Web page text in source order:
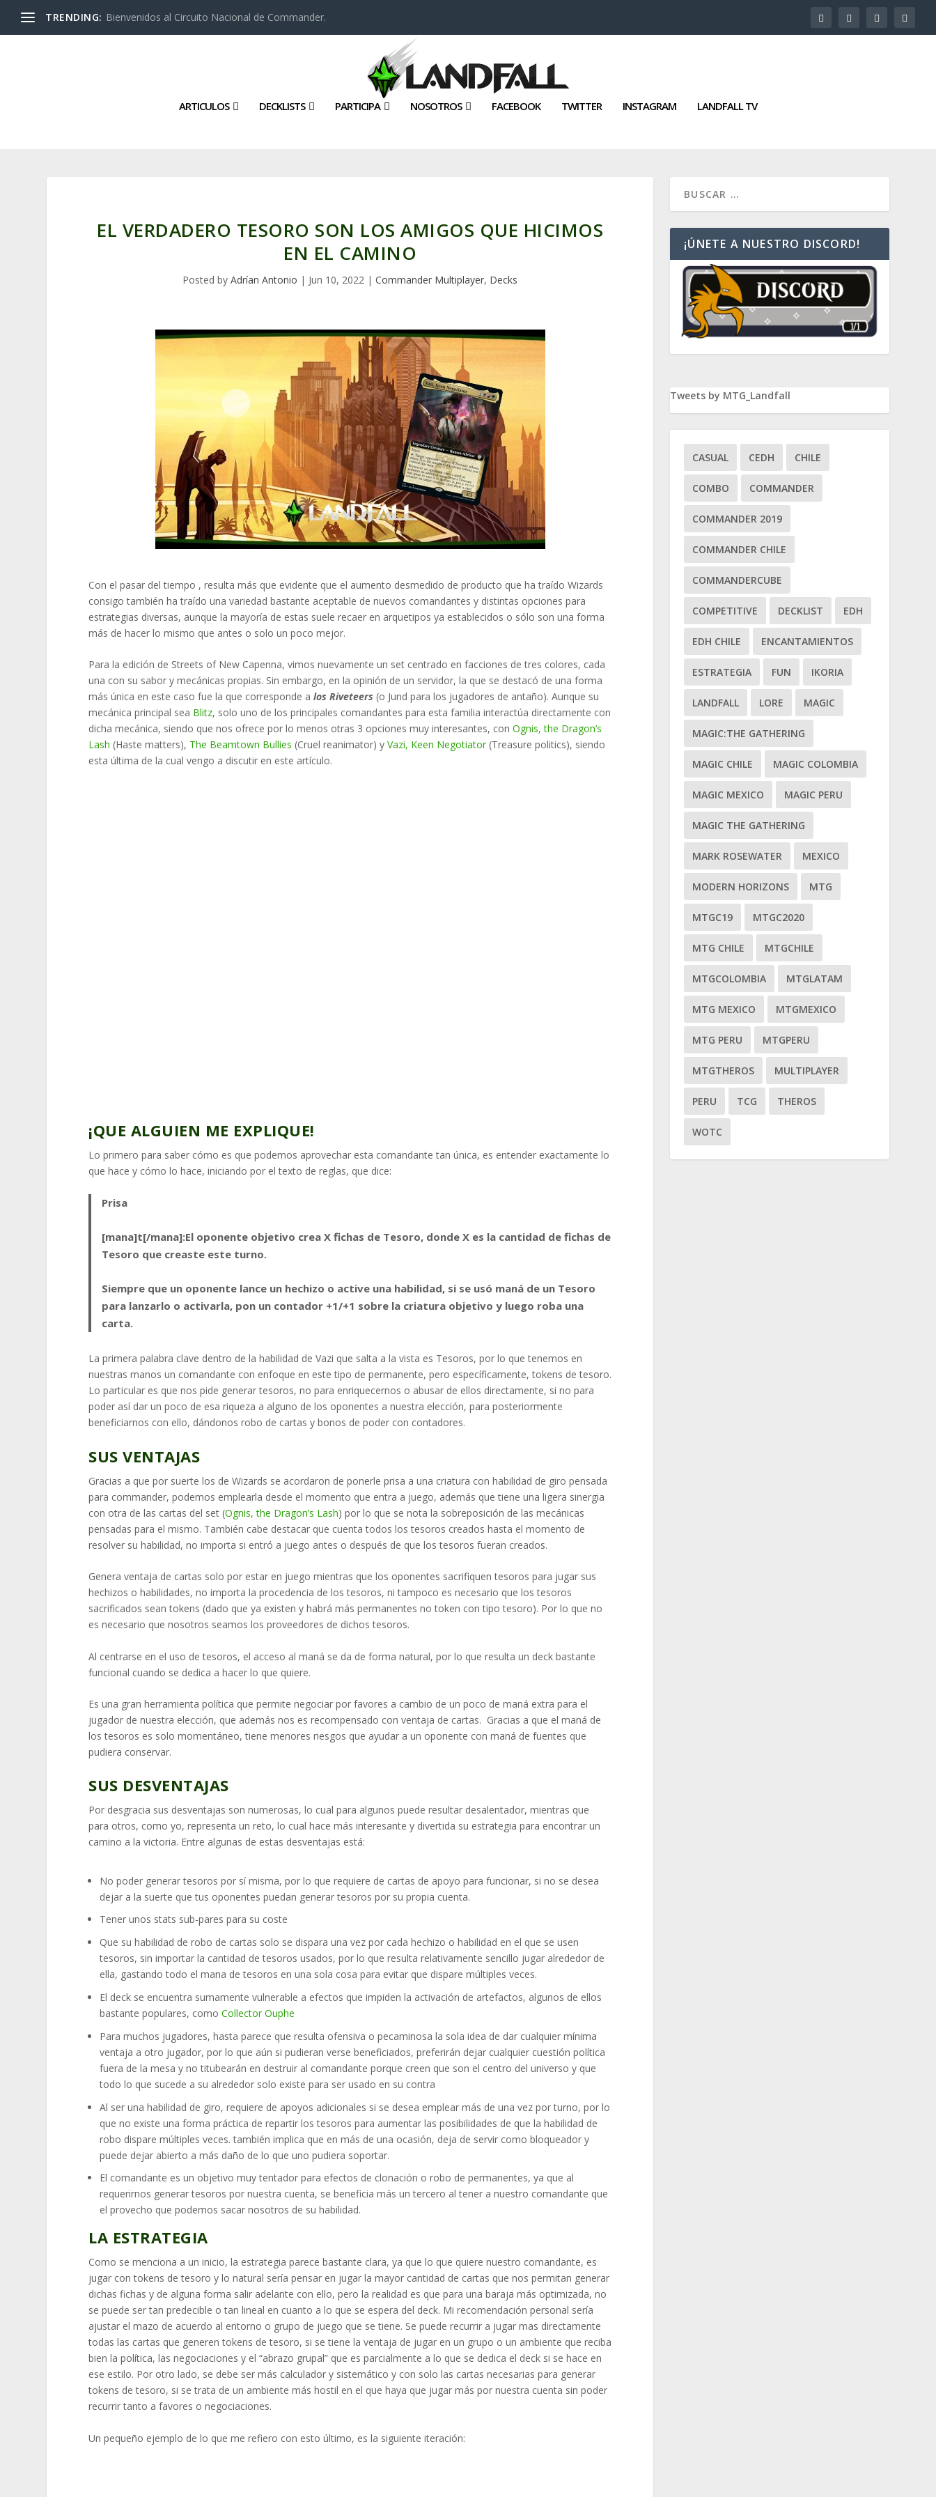
TRENDING: Bienvenidos al Circuito Nacional de Commander.
ARTICULOS DECKLISTS PARTICIPA NOSOTROS FACEBOOK TWITTER INSTAGRAM LANDFALL TV
EL VERDADERO TESORO SON LOS AMIGOS QUE HICIMOS
EN EL CAMINO
Posted byAdrían Antonio | Jun 10, 2022 |Commander Multiplayer, Decks
Con el pasar del tiempo , resulta más que evidente que el aumento desmedido de producto que ha traído Wizards
consigo también ha traído una variedad bastante aceptable de nuevos comandantes y distintas opciones para
estrategias diversas, aunque la mayoría de estas suele recaer en arquetipos ya establecidos o sólo son una forma
más de hacer lo mismo que antes o solo un poco mejor.
Para la edición de Streets of New Capenna, vimos nuevamente un set centrado en facciones de tres colores, cada
una con su sabor y mecánicas propias. Sin embargo, en la opinión de un servidor, la que se destacó de una forma
más única en este caso fue la que corresponde alos Riveteers(o Jund para los jugadores de antaño). Aunque su
mecánica principal sea Blitz, solo uno de los principales comandantes para esta familia interactúa directamente con
dicha mecánica, siendo que nos ofrece por lo menos otras 3 opciones muy interesantes, conOgnis, the Dragon’s
Lash (Haste matters), The Beamtown Bullies (Cruel reanimator) yVazi, Keen Negotiator (Treasure politics), siendo
esta última de la cual vengo a discutir en este artículo.
¡QUE ALGUIEN ME EXPLIQUE!
Lo primero para saber cómo es que podemos aprovechar esta comandante tan única, es entender exactamente lo
que hace y cómo lo hace, iniciando por el texto de reglas, que dice:
Prisa
[mana]t[/mana]:El oponente objetivo crea X fichas de Tesoro, donde X es la cantidad de fichas de
Tesoro que creaste este turno.
Siempre que un oponente lance un hechizo o active una habilidad, si se usó maná de un Tesoro
para lanzarlo o activarla, pon un contador +1/+1 sobre la criatura objetivo y luego roba una
carta.
La primera palabra clave dentro de la habilidad de Vazi que salta a la vista es Tesoros, por lo que tenemos en
nuestras manos un comandante con enfoque en este tipo de permanente, pero específicamente, tokens de tesoro.
Lo particular es que nos pide generar tesoros, no para enriquecernos o abusar de ellos directamente, si no para
poder así dar un poco de esa riqueza a alguno de los oponentes a nuestra elección, para posteriormente
beneficiarnos con ello, dándonos robo de cartas y bonos de poder con contadores.
SUS VENTAJAS
Gracias a que por suerte los de Wizards se acordaron de ponerle prisa a una criatura con habilidad de giro pensada
para commander, podemos emplearla desde el momento que entra a juego, además que tiene una ligera sinergia
con otra de las cartas del set (Ognis, the Dragon’s Lash) por lo que se nota la sobreposición de las mecánicas
pensadas para el mismo. También cabe destacar que cuenta todos los tesoros creados hasta el momento de
resolver su habilidad, no importa si entró a juego antes o después de que los tesoros fueran creados.
Genera ventaja de cartas solo por estar en juego mientras que los oponentes sacrifiquen tesoros para jugar sus
hechizos o habilidades, no importa la procedencia de los tesoros, ni tampoco es necesario que los tesoros
sacrificados sean tokens (dado que ya existen y habrá más permanentes no token con tipo tesoro). Por lo que no
es necesario que nosotros seamos los proveedores de dichos tesoros.
Al centrarse en el uso de tesoros, el acceso al maná se da de forma natural, por lo que resulta un deck bastante
funcional cuando se dedica a hacer lo que quiere.
Es una gran herramienta política que permite negociar por favores a cambio de un poco de maná extra para el
jugador de nuestra elección, que además nos es recompensado con ventaja de cartas. Gracias a que el maná de
los tesoros es solo momentáneo, tiene menores riesgos que ayudar a un oponente con maná de fuentes que
pudiera conservar.
SUS DESVENTAJAS
Por desgracia sus desventajas son numerosas, lo cual para algunos puede resultar desalentador, mientras que
para otros, como yo, representa un reto, lo cual hace más interesante y divertida su estrategia para encontrar un
camino a la victoria. Entre algunas de estas desventajas está:
No poder generar tesoros por sí misma, por lo que requiere de cartas de apoyo para funcionar, si no se desea
dejar a la suerte que tus oponentes puedan generar tesoros por su propia cuenta.
Tener unos stats sub-pares para su coste
Que su habilidad de robo de cartas solo se dispara una vez por cada hechizo o habilidad en el que se usen
tesoros, sin importar la cantidad de tesoros usados, por lo que resulta relativamente sencillo jugar alrededor de
ella, gastando todo el mana de tesoros en una sola cosa para evitar que dispare múltiples veces.
El deck se encuentra sumamente vulnerable a efectos que impiden la activación de artefactos, algunos de ellos
bastante populares, comoCollector Ouphe
Para muchos jugadores, hasta parece que resulta ofensiva o pecaminosa la sola idea de dar cualquier mínima
ventaja a otro jugador, por lo que aún si pudieran verse beneficiados, preferirán dejar cualquier cuestión política
fuera de la mesa y no titubearán en destruir al comandante porque creen que son el centro del universo y que
todo lo que sucede a su alrededor solo existe para ser usado en su contra
Al ser una habilidad de giro, requiere de apoyos adicionales si se desea emplear más de una vez por turno, por lo
que no existe una forma práctica de repartir los tesoros para aumentar las posibilidades de que la habilidad de
robo dispare múltiples veces. también implica que en más de una ocasión, deja de servir como bloqueador y
puede dejar abierto a más daño de lo que uno pudiera soportar.
El comandante es un objetivo muy tentador para efectos de clonación o robo de permanentes, ya que al
requerirnos generar tesoros por nuestra cuenta, se beneficia más un tercero al tener a nuestro comandante que
el provecho que podemos sacar nosotros de su habilidad.
LA ESTRATEGIA
Como se menciona a un inicio, la estrategia parece bastante clara, ya que lo que quiere nuestro comandante, es
jugar con tokens de tesoro y lo natural sería pensar en jugar la mayor cantidad de cartas que nos permitan generar
dichas fichas y de alguna forma salir adelante con ello, pero la realidad es que para una baraja más optimizada, no
se puede ser tan predecible o tan lineal en cuanto a lo que se espera del deck. Mi recomendación personal sería
ajustar el mazo de acuerdo al entorno o grupo de juego que se tiene. Se puede recurrir a jugar mas directamente
todas las cartas que generen tokens de tesoro, si se tiene la ventaja de jugar en un grupo o un ambiente que reciba
bien la política, las negociaciones y el “abrazo grupal” que es parcialmente a lo que se dedica el deck si se hace en
ese estilo. Por otro lado, se debe ser más calculador y sistemático y con solo las cartas necesarias para generar
tokens de tesoro, si se trata de un ambiente más hostil en el que haya que jugar más por nuestra cuenta sin poder
recurrir tanto a favores o negociaciones.
Un pequeño ejemplo de lo que me refiero con esto último, es la siguiente iteración:
¡ÚNETE A NUESTRO DISCORD!
Tweets by MTG_Landfall
CASUAL CEDH CHILE
COMBO COMMANDER
COMMANDER 2019
COMMANDER CHILE
COMMANDERCUBE
COMPETITIVE DECKLIST EDH
EDH CHILE ENCANTAMIENTOS
ESTRATEGIA FUN IKORIA
LANDFALL LORE MAGIC
MAGIC:THE GATHERING
MAGIC CHILE MAGIC COLOMBIA
MAGIC MEXICO MAGIC PERU
MAGIC THE GATHERING
MARK ROSEWATER MEXICO
MODERN HORIZONS MTG
MTGC19 MTGC2020
MTG CHILE MTGCHILE
MTGCOLOMBIA MTGLATAM
MTG MEXICO MTGMEXICO
MTG PERU MTGPERU
MTGTHEROS MULTIPLAYER
PERU TCG THEROS
WOTC